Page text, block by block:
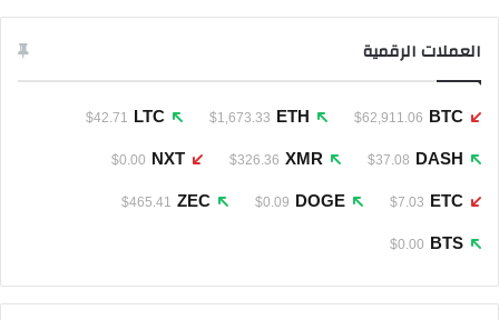
العملات الرقمية
BTC
$62,911.06
ETH
$1,673.33
LTC
$42.71
DASH
$37.08
XMR
$326.36
NXT
$0.00
ETC
$7.03
DOGE
$0.09
ZEC
$465.41
BTS
$0.00